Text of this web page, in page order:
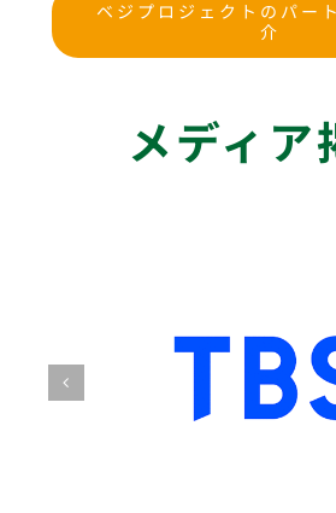
ベジプロジェクトのパー
介
メディア